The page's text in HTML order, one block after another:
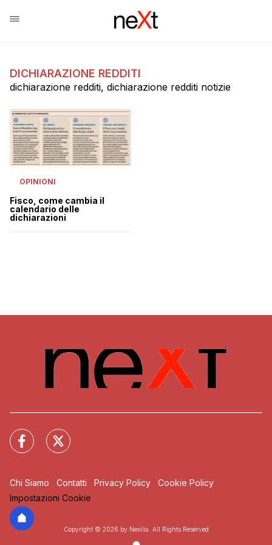
DICHIARAZIONE REDDITI
dichiarazione redditi, dichiarazione redditi notizie
OPINIONI
Fisco, come cambia il
calendario delle
dichiarazioni
Chi Siamo Contatti Privacy Policy
Cookie Policy
Impostazioni Cookie
Copyright © 2026 by Nexilia. All Rights Reserved